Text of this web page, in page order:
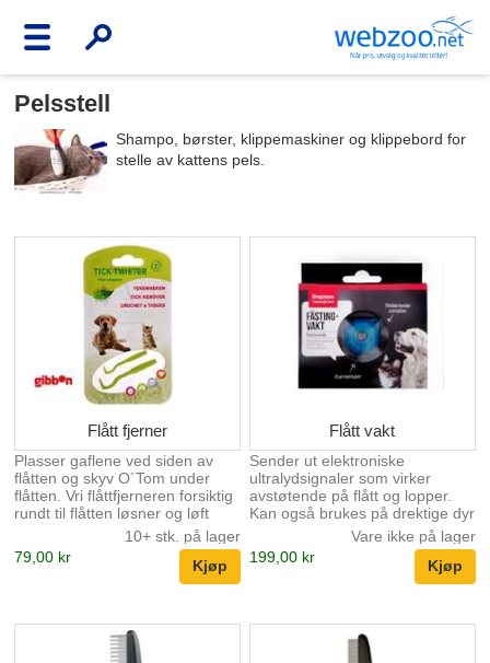
Pelsstell
Shampo, børster, klippemaskiner og klippebord for
stelle av kattens pels.
Flått fjerner
Plasser gaflene ved siden av
flåtten og skyv O´Tom under
flåtten. Vri flåttfjerneren forsiktig
rundt til flåtten løsner og løft
opp. det automatisk. Settet
inneholder 2 stk. flåttfjernere i
ulik størrelse for riktig
tilpassning til flåtten. Enkel i
10+ stk. på lager
79,00 kr
Flått vakt
Sender ut elektroniske
ultralydsignaler som virker
avstøtende på flått og lopper.
Kan også brukes på drektige dyr
og valper/kattunger. Festes på
halsbåndet med senderen vendt
inn mot dyrets pels.
Vare ikke på lager
199,00 kr